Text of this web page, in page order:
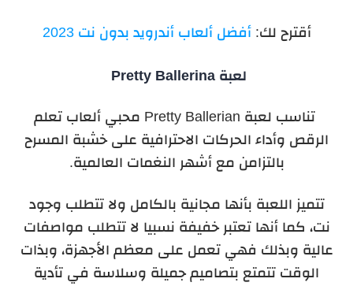
أقترح لك: أفضل ألعاب أندرويد بدون نت 2023
لعبة Pretty Ballerina
تناسب لعبة Pretty Ballerian محبي ألعاب تعلم
الرقص وأداء الحركات الاحترافية على خشبة المسرح
بالتزامن مع أشهر النغمات العالمية.
تتميز اللعبة بأنها مجانية بالكامل ولا تتطلب وجود
نت، كما أنها تعتبر خفيفة نسبيا لا تتطلب مواصفات
عالية وبذلك فهي تعمل على معظم الأجهزة، وبذات
الوقت تتمتع بتصاميم جميلة وسلاسة في تأدية